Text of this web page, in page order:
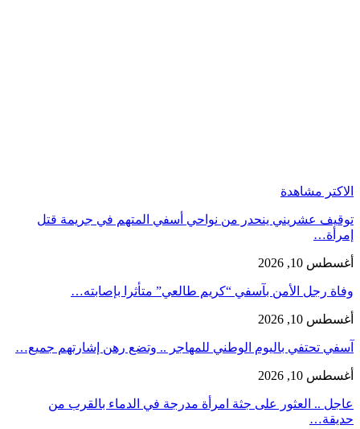
الاكتر مشاهدة
توقيف عشريني ينحدر من نواحي أسفي المتهم في جريمة قتل
إمرأة…
أغسطس 10, 2026
وفاة رجل الأمن بآسفي “كريم طالعي” متأثرا بإصابته…
أغسطس 10, 2026
آسفي تحتفي باليوم الوطني للمهاجر .. وتضع رهن إشارتهم جميع…
أغسطس 10, 2026
عاجل .. العثور على جثة امرأة مدرجة في الدماء بالقرب من
حديقة…